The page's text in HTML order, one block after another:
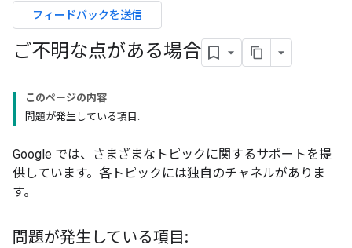
フィードバックを送信
ご不明な点がある場合
このページの内容
問題が発生している項目:
Google では、さまざまなトピックに関するサポートを提
供しています。各トピックには独自のチャネルがありま
す。
問題が発生している項目: